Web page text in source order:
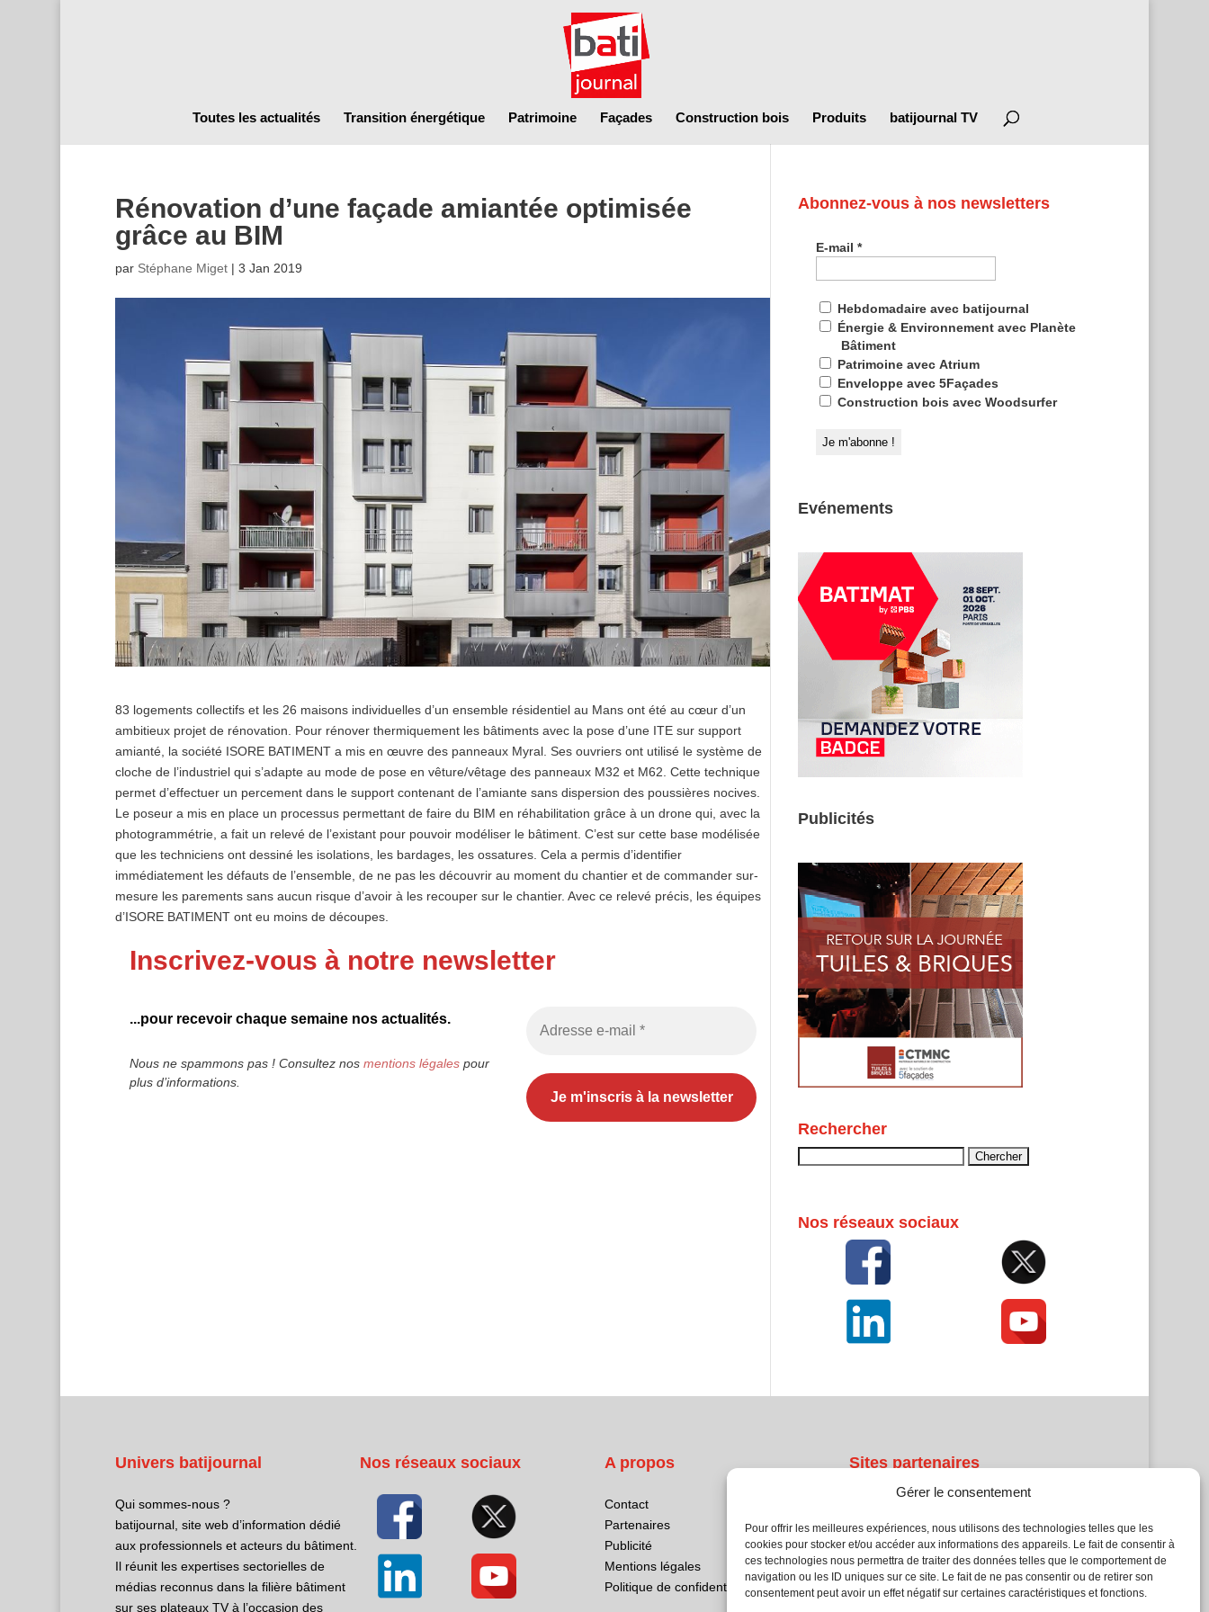
Gérer le consentement
Pour offrir les meilleures expériences, nous utilisons des technologies telles que les
cookies pour stocker et/ou accéder aux informations des appareils. Le fait de consentir à
ces technologies nous permettra de traiter des données telles que le comportement de
navigation ou les ID uniques sur ce site. Le fait de ne pas consentir ou de retirer son
consentement peut avoir un effet négatif sur certaines caractéristiques et fonctions.
Toutes les actualités Transition énergétique Patrimoine Façades Construction bois Produits batijournal TV
Rénovation d’une façade amiantée optimisée
grâce au BIM
par Stéphane Miget| 3 Jan 2019
83 logements collectifs et les 26 maisons individuelles d’un ensemble résidentiel au Mans ont été au cœur d’un
ambitieux projet de rénovation. Pour rénover thermiquement les bâtiments avec la pose d’une ITE sur support
amianté, la société ISORE BATIMENT a mis en œuvre des panneaux Myral. Ses ouvriers ont utilisé le système de
cloche de l’industriel qui s’adapte au mode de pose en vêture/vêtage des panneaux M32 et M62. Cette technique
permet d’effectuer un percement dans le support contenant de l’amiante sans dispersion des poussières nocives.
Le poseur a mis en place un processus permettant de faire du BIM en réhabilitation grâce à un drone qui, avec la
photogrammétrie, a fait un relevé de l’existant pour pouvoir modéliser le bâtiment. C’est sur cette base modélisée
que les techniciens ont dessiné les isolations, les bardages, les ossatures. Cela a permis d’identifier
immédiatement les défauts de l’ensemble, de ne pas les découvrir au moment du chantier et de commander sur-
mesure les parements sans aucun risque d’avoir à les recouper sur le chantier. Avec ce relevé précis, les équipes
d’ISORE BATIMENT ont eu moins de découpes.
Inscrivez-vous à notre newsletter
...pour recevoir chaque semaine nos actualités.
Nous ne spammons pas ! Consultez nos mentions légalespour
plus d’informations.
Abonnez-vous à nos newsletters
E-mail*
Hebdomadaire avec batijournal
Énergie & Environnement avec Planète
Bâtiment
Patrimoine avec Atrium
Enveloppe avec 5Façades
Construction bois avec Woodsurfer
Evénements
Publicités
Rechercher
Nos réseaux sociaux
Univers batijournal
Qui sommes-nous ?
batijournal, site web d’information dédié
aux professionnels et acteurs du bâtiment.
Il réunit les expertises sectorielles de
médias reconnus dans la filière bâtiment
sur ses plateaux TV à l’occasion des
Nos réseaux sociaux A propos
Contact
Partenaires
Publicité
Mentions légales
Politique de confidentialité
Sites partenaires
Atrium Patrimoine
Kiosque 21
L'Atelier Bois
Planète Bâtiment